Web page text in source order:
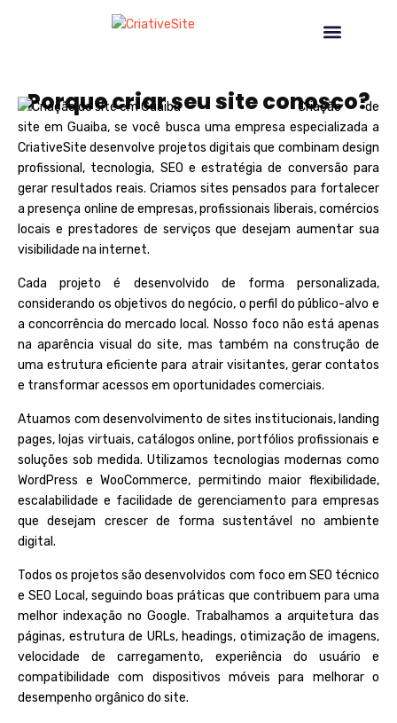
Porque criar seu site conosco?
Criação de
site em Guaiba, se você busca uma empresa especializada a
CriativeSite desenvolve projetos digitais que combinam design
profissional, tecnologia, SEO e estratégia de conversão para
gerar resultados reais. Criamos sites pensados para fortalecer
a presença online de empresas, profissionais liberais, comércios
locais e prestadores de serviços que desejam aumentar sua
visibilidade na internet.
Cada projeto é desenvolvido de forma personalizada,
considerando os objetivos do negócio, o perfil do público-alvo e
a concorrência do mercado local. Nosso foco não está apenas
na aparência visual do site, mas também na construção de
uma estrutura eficiente para atrair visitantes, gerar contatos
e transformar acessos em oportunidades comerciais.
Atuamos com desenvolvimento de sites institucionais, landing
pages, lojas virtuais, catálogos online, portfólios profissionais e
soluções sob medida. Utilizamos tecnologias modernas como
WordPress e WooCommerce, permitindo maior flexibilidade,
escalabilidade e facilidade de gerenciamento para empresas
que desejam crescer de forma sustentável no ambiente
digital.
Todos os projetos são desenvolvidos com foco em SEO técnico
e SEO Local, seguindo boas práticas que contribuem para uma
melhor indexação no Google. Trabalhamos a arquitetura das
páginas, estrutura de URLs, headings, otimização de imagens,
velocidade de carregamento, experiência do usuário e
compatibilidade com dispositivos móveis para melhorar o
desempenho orgânico do site.